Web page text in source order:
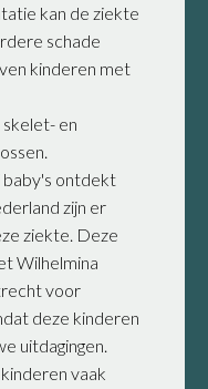
kan de ziekte
schade
kinderen met
en
ontdekt
zijn er
ziekte. Deze
Wilhelmina
voor
deze kinderen
uitdagingen.
vaak